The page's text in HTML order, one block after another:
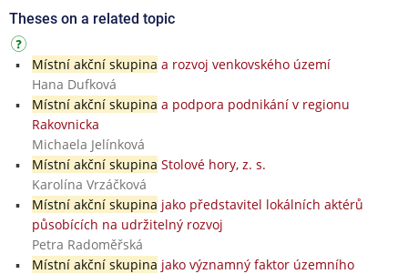
Theses on a related topic
Místní akční skupina a rozvoj venkovského území
Hana Dufková
Místní akční skupina a podpora podnikání v regionu
Rakovnicka
Michaela Jelínková
Místní akční skupina Stolové hory, z. s.
Karolína Vrzáčková
Místní akční skupina jako představitel lokálních aktérů
působících na udržitelný rozvoj
Petra Radoměřská
Místní akční skupina jako významný faktor územního